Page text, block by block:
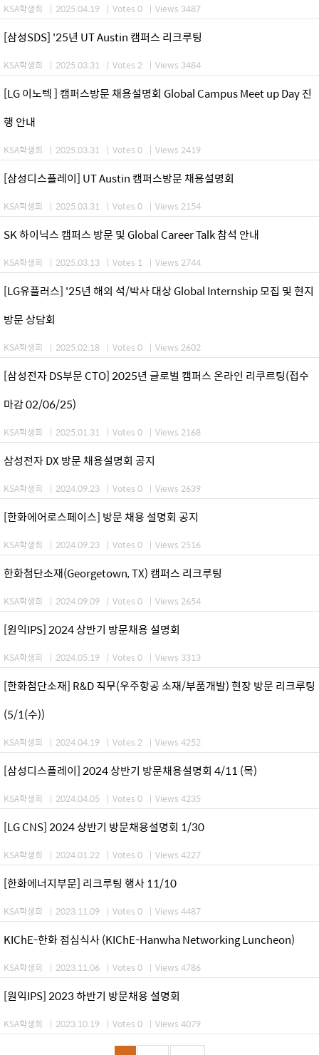
KSA학생회 | 2025.04.19 | Votes 0 | Views 3487
[삼성SDS] '25년 UT Austin 캠퍼스 리크루팅
KSA학생회 | 2025.03.31 | Votes 2 | Views 3484
[LG 이노텍 ] 캠퍼스방문 채용설명회 Global Campus Meet up Day 진
행 안내
KSA학생회 | 2025.03.31 | Votes 0 | Views 2419
[삼성디스플레이] UT Austin 캠퍼스방문 채용설명회
KSA학생회 | 2025.03.31 | Votes 0 | Views 2154
SK 하이닉스 캠퍼스 방문 및 Global Career Talk 참석 안내
KSA학생회 | 2025.03.13 | Votes 1 | Views 2744
[LG유플러스] '25년 해외 석/박사 대상 Global Internship 모집 및 현지
방문 상담회
KSA학생회 | 2025.02.18 | Votes 0 | Views 2602
[삼성전자 DS부문 CTO] 2025년 글로벌 캠퍼스 온라인 리쿠르팅(접수
마감 02/06/25)
KSA학생회 | 2025.01.31 | Votes 0 | Views 2168
삼성전자 DX 방문 채용설명회 공지
KSA학생회 | 2024.09.23 | Votes 0 | Views 2639
[한화에어로스페이스] 방문 채용 설명회 공지
KSA학생회 | 2024.09.23 | Votes 0 | Views 2516
한화첨단소재(Georgetown, TX) 캠퍼스 리크루팅
KSA학생회 | 2024.09.09 | Votes 0 | Views 2654
[원익IPS] 2024 상반기 방문채용 설명회
KSA학생회 | 2024.05.19 | Votes 0 | Views 3313
[한화첨단소재] R&D 직무(우주항공 소재/부품개발) 현장 방문 리크루팅
(5/1(수))
KSA학생회 | 2024.04.19 | Votes 2 | Views 4252
[삼성디스플레이] 2024 상반기 방문채용설명회 4/11 (목)
KSA학생회 | 2024.04.05 | Votes 0 | Views 4235
[LG CNS] 2024 상반기 방문채용설명회 1/30
KSA학생회 | 2024.01.22 | Votes 0 | Views 4227
[한화에너지부문] 리크루팅 행사 11/10
KSA학생회 | 2023.11.09 | Votes 0 | Views 4487
KIChE-한화 점심식사 (KIChE-Hanwha Networking Luncheon)
KSA학생회 | 2023.11.06 | Votes 0 | Views 4786
[원익IPS] 2023 하반기 방문채용 설명회
KSA학생회 | 2023.10.19 | Votes 0 | Views 4079